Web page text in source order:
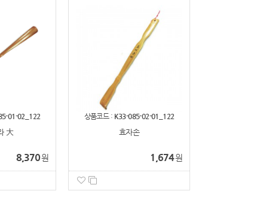
01-02_122
大
8,370원
상품코드 : K33-085-02-01_122
효자손
1,674원